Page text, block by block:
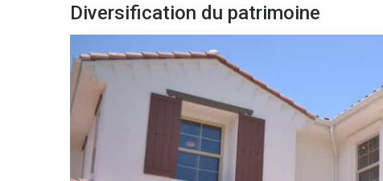
Diversification du patrimoine